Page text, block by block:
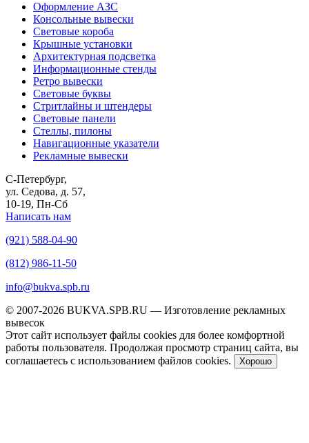
Оформление АЗС
Консольные вывески
Световые короба
Крышные установки
Архитектурная подсветка
Информационные стенды
Ретро вывески
Световые буквы
Стритлайны и штендеры
Световые панели
Стеллы, пилоны
Навигационные указатели
Рекламные вывески
С-Петербург,
ул. Седова, д. 57,
10-19, Пн-Сб
Написать нам
(921) 588-04-90
(812) 986-11-50
info@bukva.spb.ru
© 2007-2026 BUKVA.SPB.RU — Изготовление рекламных
вывесок
Этот сайт использует файлы cookies для более комфортной
работы пользователя. Продолжая просмотр страниц сайта, вы
соглашаетесь с использованием файлов cookies.
Хорошо